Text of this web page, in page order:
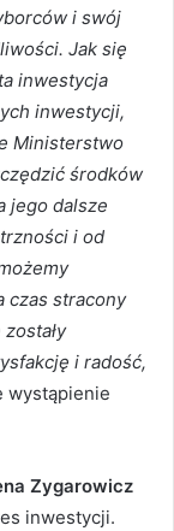
i swój
Jak się
inwestycja
inwestycji,
Ministerstwo
środków
jego dalsze
i od
czas stracony
i radość,
wystąpienie
Zygarowicz
inwestycji.